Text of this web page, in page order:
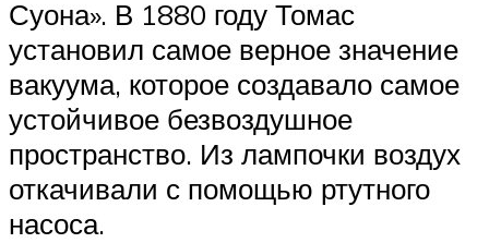
Суона». В 1880 году Томас
установил самое верное значение
вакуума, которое создавало самое
устойчивое безвоздушное
пространство. Из лампочки воздух
откачивали с помощью ртутного
насоса.